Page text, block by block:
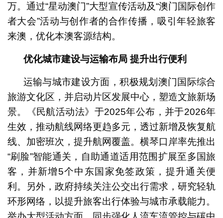
万。通过“星动澳门”大型宣传活动及“澳门国际创作
者大会”活动与创作者的合作传播，吸引年轻旅客
来澳，优化本澳客源结构。
优化城市建设与运输布局 提升出行便利
运输与城市建设方面，积极规划澳门国际综合
旅游文化区，并启动片区发展中心，塑造文旅新场
景。《民航活动法》于2025年公布，并于2026年
生效，推动航线网络更趋多元，透过新增及恢复航
线、加密班次，提升航网覆盖。横琴口岸率先推出
“刷脸”智能通关，自助通道适用范围扩展至多国旅
客，并新增5个中东国家免签政策，提升通关便
利。另外，政府持续关注公交出行需求，研究轻轨
环形网络，以提升旅客出行体验与城市承载能力。